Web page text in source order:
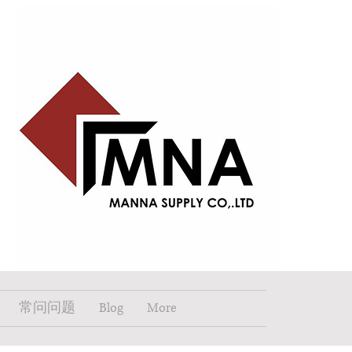
常问问题 Blog More